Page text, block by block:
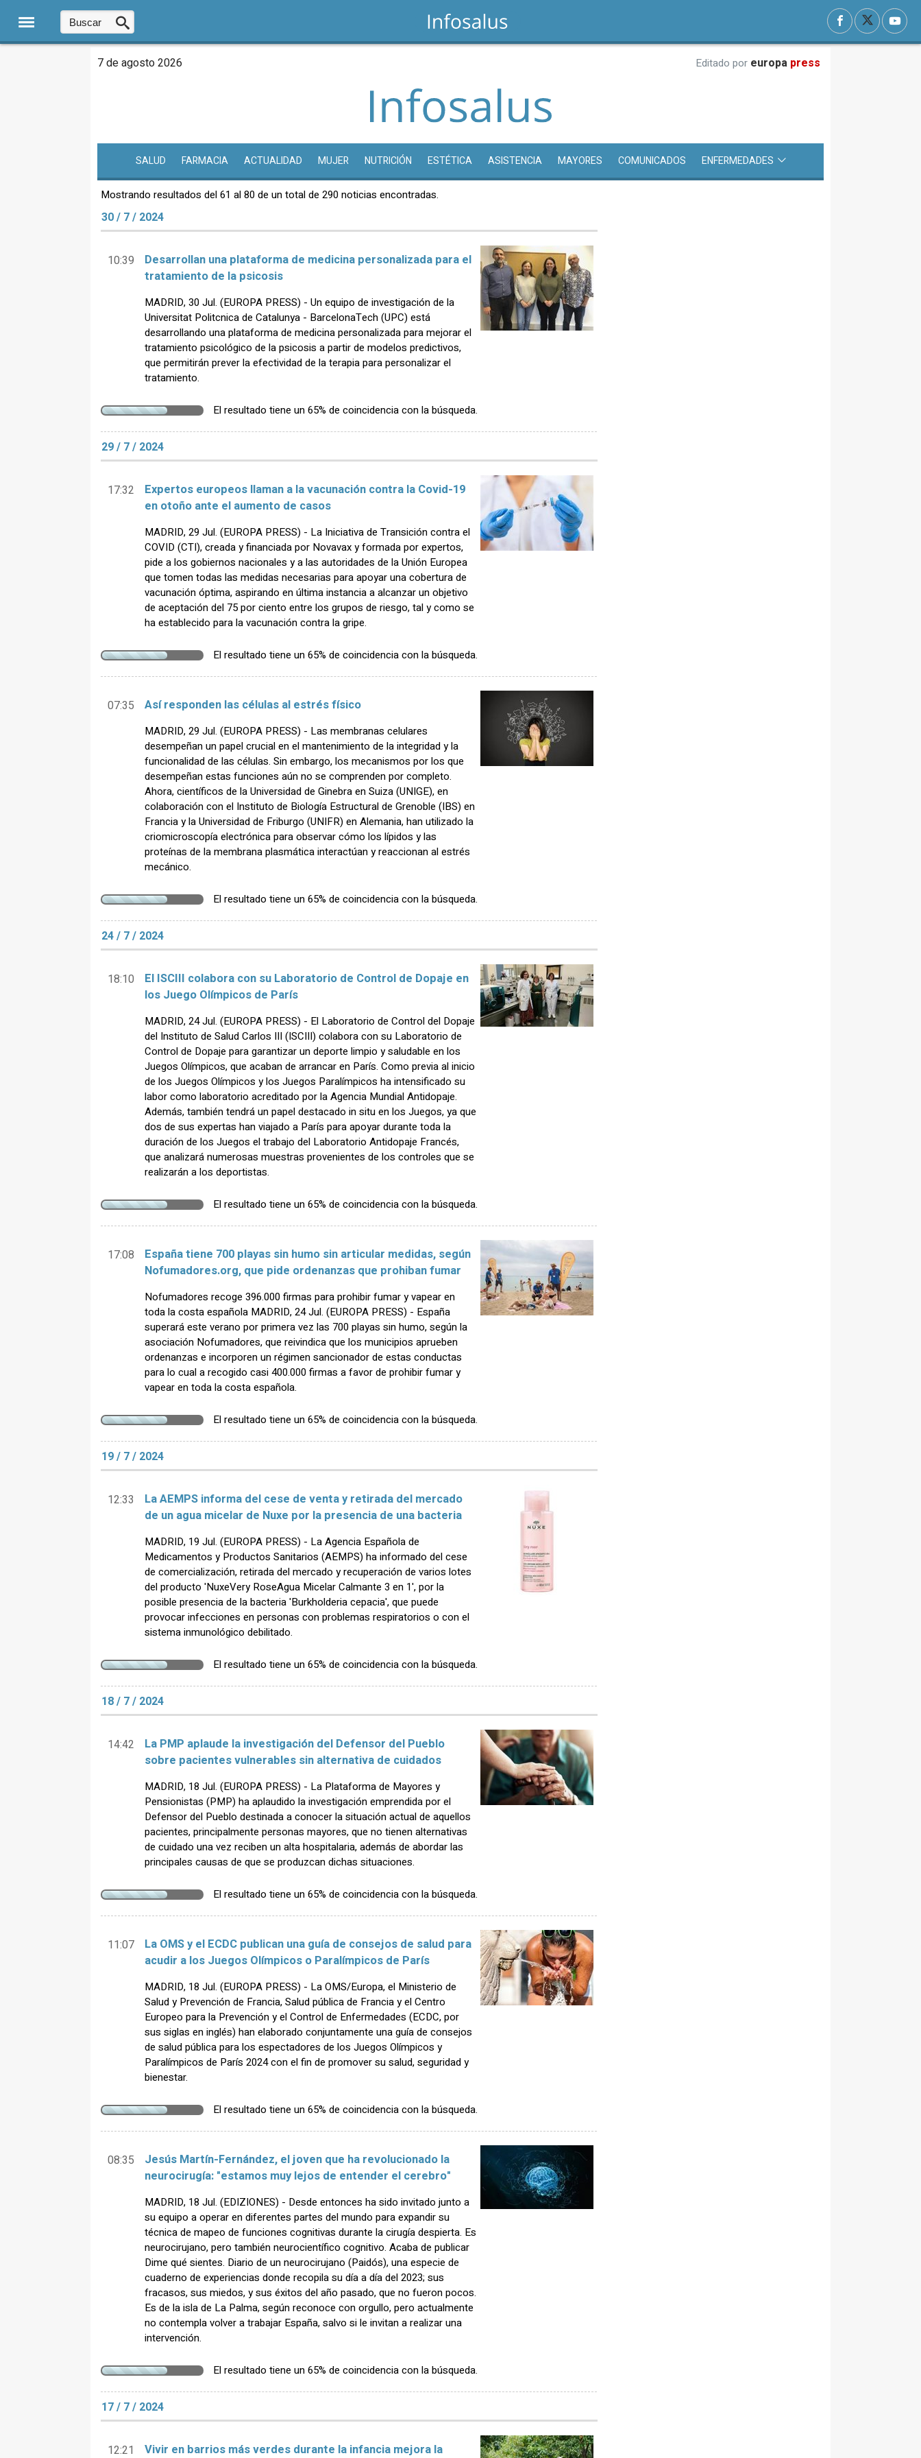
7 de agosto 2026 Editado por europa press
SALUD FARMACIA ACTUALIDAD MUJER NUTRICIÓN ESTÉTICA ASISTENCIA MAYORES COMUNICADOS ENFERMEDADES
Mostrando resultados del 61 al 80 de un total de 290 noticias encontradas.
30 / 7 / 2024
10:39
Desarrollan una plataforma de medicina personalizada para el
tratamiento de la psicosis
MADRID, 30 Jul. (EUROPA PRESS) - Un equipo de investigación de la
Universitat Politcnica de Catalunya - BarcelonaTech (UPC) está
desarrollando una plataforma de medicina personalizada para mejorar el
tratamiento psicológico de la psicosis a partir de modelos predictivos,
que permitirán prever la efectividad de la terapia para personalizar el
tratamiento.
El resultado tiene un 65% de coincidencia con la búsqueda.
29 / 7 / 2024
17:32
Expertos europeos llaman a la vacunación contra la Covid-19
en otoño ante el aumento de casos
MADRID, 29 Jul. (EUROPA PRESS) - La Iniciativa de Transición contra el
COVID (CTI), creada y financiada por Novavax y formada por expertos,
pide a los gobiernos nacionales y a las autoridades de la Unión Europea
que tomen todas las medidas necesarias para apoyar una cobertura de
vacunación óptima, aspirando en última instancia a alcanzar un objetivo
de aceptación del 75 por ciento entre los grupos de riesgo, tal y como se
ha establecido para la vacunación contra la gripe.
El resultado tiene un 65% de coincidencia con la búsqueda.
07:35 Así responden las células al estrés físico
MADRID, 29 Jul. (EUROPA PRESS) - Las membranas celulares
desempeñan un papel crucial en el mantenimiento de la integridad y la
funcionalidad de las células. Sin embargo, los mecanismos por los que
desempeñan estas funciones aún no se comprenden por completo.
Ahora, científicos de la Universidad de Ginebra en Suiza (UNIGE), en
colaboración con el Instituto de Biología Estructural de Grenoble (IBS) en
Francia y la Universidad de Friburgo (UNIFR) en Alemania, han utilizado la
criomicroscopía electrónica para observar cómo los lípidos y las
proteínas de la membrana plasmática interactúan y reaccionan al estrés
mecánico.
El resultado tiene un 65% de coincidencia con la búsqueda.
24 / 7 / 2024
18:10
El ISCIII colabora con su Laboratorio de Control de Dopaje en
los Juego Olímpicos de París
MADRID, 24 Jul. (EUROPA PRESS) - El Laboratorio de Control del Dopaje
del Instituto de Salud Carlos III (ISCIII) colabora con su Laboratorio de
Control de Dopaje para garantizar un deporte limpio y saludable en los
Juegos Olímpicos, que acaban de arrancar en París. Como previa al inicio
de los Juegos Olímpicos y los Juegos Paralímpicos ha intensificado su
labor como laboratorio acreditado por la Agencia Mundial Antidopaje.
Además, también tendrá un papel destacado in situ en los Juegos, ya que
dos de sus expertas han viajado a París para apoyar durante toda la
duración de los Juegos el trabajo del Laboratorio Antidopaje Francés,
que analizará numerosas muestras provenientes de los controles que se
realizarán a los deportistas.
El resultado tiene un 65% de coincidencia con la búsqueda.
17:08
España tiene 700 playas sin humo sin articular medidas, según
Nofumadores.org, que pide ordenanzas que prohiban fumar
Nofumadores recoge 396.000 firmas para prohibir fumar y vapear en
toda la costa española MADRID, 24 Jul. (EUROPA PRESS) - España
superará este verano por primera vez las 700 playas sin humo, según la
asociación Nofumadores, que reivindica que los municipios aprueben
ordenanzas e incorporen un régimen sancionador de estas conductas
para lo cual a recogido casi 400.000 firmas a favor de prohibir fumar y
vapear en toda la costa española.
El resultado tiene un 65% de coincidencia con la búsqueda.
19 / 7 / 2024
12:33
La AEMPS informa del cese de venta y retirada del mercado
de un agua micelar de Nuxe por la presencia de una bacteria
MADRID, 19 Jul. (EUROPA PRESS) - La Agencia Española de
Medicamentos y Productos Sanitarios (AEMPS) ha informado del cese
de comercialización, retirada del mercado y recuperación de varios lotes
del producto 'NuxeVery RoseAgua Micelar Calmante 3 en 1', por la
posible presencia de la bacteria 'Burkholderia cepacia', que puede
provocar infecciones en personas con problemas respiratorios o con el
sistema inmunológico debilitado.
El resultado tiene un 65% de coincidencia con la búsqueda.
18 / 7 / 2024
14:42
La PMP aplaude la investigación del Defensor del Pueblo
sobre pacientes vulnerables sin alternativa de cuidados
MADRID, 18 Jul. (EUROPA PRESS) - La Plataforma de Mayores y
Pensionistas (PMP) ha aplaudido la investigación emprendida por el
Defensor del Pueblo destinada a conocer la situación actual de aquellos
pacientes, principalmente personas mayores, que no tienen alternativas
de cuidado una vez reciben un alta hospitalaria, además de abordar las
principales causas de que se produzcan dichas situaciones.
El resultado tiene un 65% de coincidencia con la búsqueda.
11:07
La OMS y el ECDC publican una guía de consejos de salud para
acudir a los Juegos Olímpicos o Paralímpicos de París
MADRID, 18 Jul. (EUROPA PRESS) - La OMS/Europa, el Ministerio de
Salud y Prevención de Francia, Salud pública de Francia y el Centro
Europeo para la Prevención y el Control de Enfermedades (ECDC, por
sus siglas en inglés) han elaborado conjuntamente una guía de consejos
de salud pública para los espectadores de los Juegos Olímpicos y
Paralímpicos de París 2024 con el fin de promover su salud, seguridad y
bienestar.
El resultado tiene un 65% de coincidencia con la búsqueda.
08:35
Jesús Martín-Fernández, el joven que ha revolucionado la
neurocirugía: "estamos muy lejos de entender el cerebro"
MADRID, 18 Jul. (EDIZIONES) - Desde entonces ha sido invitado junto a
su equipo a operar en diferentes partes del mundo para expandir su
técnica de mapeo de funciones cognitivas durante la cirugía despierta. Es
neurocirujano, pero también neurocientífico cognitivo. Acaba de publicar
Dime qué sientes. Diario de un neurocirujano (Paidós), una especie de
cuaderno de experiencias donde recopila su día a día del 2023; sus
fracasos, sus miedos, y sus éxitos del año pasado, que no fueron pocos.
Es de la isla de La Palma, según reconoce con orgullo, pero actualmente
no contempla volver a trabajar España, salvo si le invitan a realizar una
intervención.
El resultado tiene un 65% de coincidencia con la búsqueda.
17 / 7 / 2024
12:21 Vivir en barrios más verdes durante la infancia mejora la